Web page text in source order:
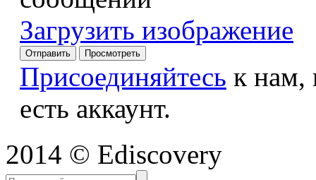
Загрузить изображение
Присоединяйтесь к
есть аккаунт.
2014 © Ediscovery